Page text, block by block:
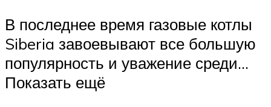
В последнее время газовые котлы
Siberia завоевывают все большую
популярность и уважение среди…
Показать ещё